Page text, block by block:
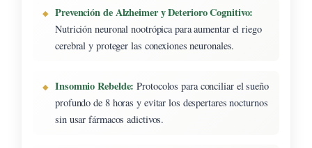
Prevención de Alzheimer y Deterioro Cognitivo:
Nutrición neuronal nootrópica para aumentar el riego
cerebral y proteger las conexiones neuronales.
Insomnio Rebelde: Protocolos para conciliar el sueño
profundo de 8 horas y evitar los despertares nocturnos
sin usar fármacos adictivos.